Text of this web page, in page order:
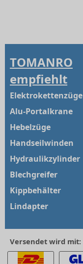
TOMANRO
empfiehlt
Elektrokettenzüge
Alu-Portalkrane
Hebelzüge
Handseilwinden
Hydraulikzylinder
Blechgreifer
Kippbehälter
Lindapter
Versendet wird mit: